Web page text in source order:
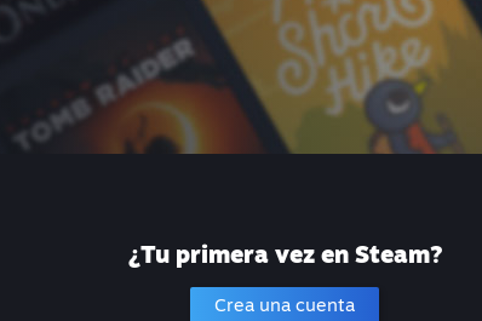
¿Tu primera vez en Steam?
Crea una cuenta